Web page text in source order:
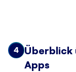
4
Überblick
Apps